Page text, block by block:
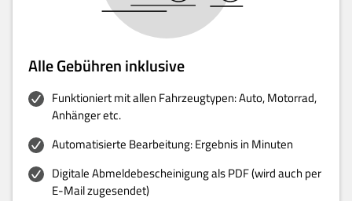
Alle Gebühren inklusive
Funktioniert mit allen Fahrzeugtypen: Auto, Motorrad,
Anhänger etc.
Automatisierte Bearbeitung: Ergebnis in Minuten
Digitale Abmeldebescheinigung als PDF (wird auch per
E-Mail zugesendet)